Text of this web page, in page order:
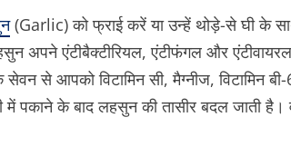
(Garlic) को फ्राई करें या उन्हें थोड़े-से घी के
अपने एंटीबैक्टीरियल, एंटीफंगल और एंटीवायरल
से आपको विटामिन सी, मैग्नीज,
में पकाने के बाद लहसुन की तासीर बदल जाती